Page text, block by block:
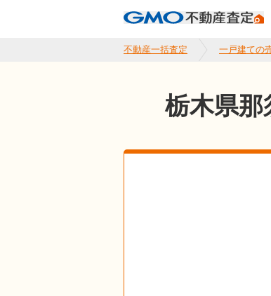
不動産一括査定 一戸建ての
栃木県那